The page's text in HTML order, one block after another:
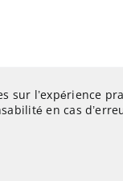
sur l’expérience
en cas